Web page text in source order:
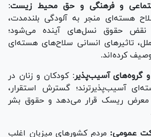
و فرهنگی و حق محیط زیست:
هسته‌ای منجر به آلودگی بلندمدت،
نقض حقوق نسل‌های آینده می‌شود؛
تاثیر‌های انسانی سلاح‌های هسته‌ای
کرده‌اند.
گروه‌های آسیب‌پذیر: کودکان و زنان در
آسیب‌پذیرترند؛ گسترش استقرار،
معرض ریسک قرار می‌دهد و حقوق بشر
عمومی: مردم کشور‌های میزبان اغلب